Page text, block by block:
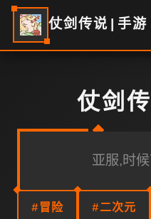
仗剑传说|手游
仗剑
亚服,时
#冒险 #二次元